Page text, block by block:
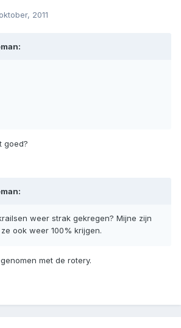
2011
goed?
weer strak gekregen? Mijne zijn
ook weer 100% krijgen.
met de rotery.